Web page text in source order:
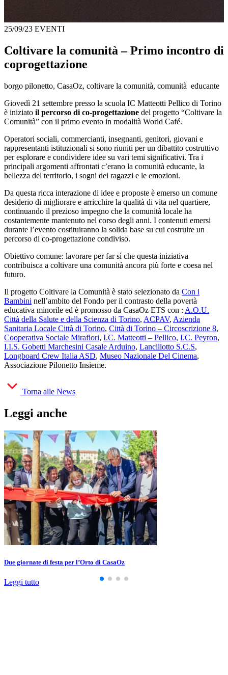
25/09/23 EVENTI
Coltivare la comunità – Primo incontro di
coprogettazione
borgo pilonetto, CasaOz, coltivare la comunità, comunità educante
Giovedì 21 settembre presso la scuola IC Matteotti Pellico di Torino
è iniziato il percorso di co-progettazione del progetto “Coltivare la
Comunità” con il primo evento in modalità World Café.
Operatori sociali, commercianti, insegnanti, genitori, giovani e
rappresentanti istituzionali si sono riuniti per un dibattito costruttivo
per esplorare e condividere idee su vari temi significativi. Tra i
principali argomenti affrontati c’erano la comunità educante, la
bellezza del territorio, i sogni dei ragazzi e le emozioni.
Da questa ricca interazione di idee e proposte è emerso un comune
desiderio di migliorare e arricchire la qualità di vita nel quartiere,
continuando il prezioso impegno che la comunità locale ha
costantemente mantenuto nel corso degli anni. I contenuti emersi
durante l’evento costituiranno la solida base su cui costruire un
percorso di co-progettazione condiviso.
Obiettivo comune: lavorare per far sì che questa iniziativa
contribuisca a coltivare una comunità ancora più forte e coesa nel
futuro.
Il progetto Coltivare la Comunità è stato selezionato da Con i
Bambini nell’ambito del Fondo per il contrasto della povertà
educativa minorile ed è promosso da CasaOz ETS con : A.O.U.
Città della Salute e della Scienza di Torino, ACPAV, Azienda
Sanitaria Locale Città di Torino, Città di Torino – Circoscrizione 8,
Cooperativa Sociale Mirafiori, I.C. Matteotti – Pellico, I.C. Peyron,
I.I.S. Gobetti Marchesini Casale Arduino, Lancillotto S.C.S,
Longboard Crew Italia ASD, Museo Nazionale Del Cinema,
Associazione Pilonetto Insieme.
Torna alle News
Leggi anche
Due giornate di festa per l’Orto di CasaOz
Leggi tutto